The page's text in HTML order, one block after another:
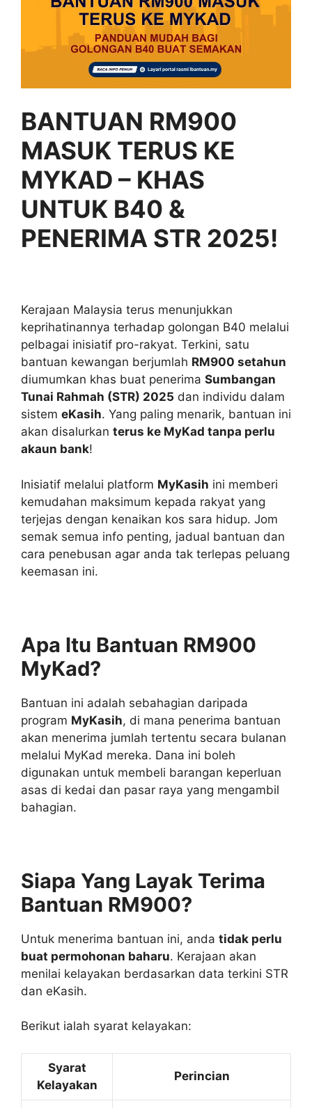
BANTUAN RM900
MASUK TERUS KE
MYKAD – KHAS
UNTUK B40 &
PENERIMA STR 2025!
Kerajaan Malaysia terus menunjukkan
keprihatinannya terhadap golongan B40 melalui
pelbagai inisiatif pro-rakyat. Terkini, satu
bantuan kewangan berjumlah RM900 setahun
diumumkan khas buat penerima Sumbangan
Tunai Rahmah (STR) 2025 dan individu dalam
sistem eKasih. Yang paling menarik, bantuan ini
akan disalurkan terus ke MyKad tanpa perlu
akaun bank!
Inisiatif melalui platform MyKasih ini memberi
kemudahan maksimum kepada rakyat yang
terjejas dengan kenaikan kos sara hidup. Jom
semak semua info penting, jadual bantuan dan
cara penebusan agar anda tak terlepas peluang
keemasan ini.
Apa Itu Bantuan RM900
MyKad?
Bantuan ini adalah sebahagian daripada
program MyKasih, di mana penerima bantuan
akan menerima jumlah tertentu secara bulanan
melalui MyKad mereka. Dana ini boleh
digunakan untuk membeli barangan keperluan
asas di kedai dan pasar raya yang mengambil
bahagian.
Siapa Yang Layak Terima
Bantuan RM900?
Untuk menerima bantuan ini, anda tidak perlu
buat permohonan baharu. Kerajaan akan
menilai kelayakan berdasarkan data terkini STR
dan eKasih.
Berikut ialah syarat kelayakan:
Syarat
Kelayakan
Perincian